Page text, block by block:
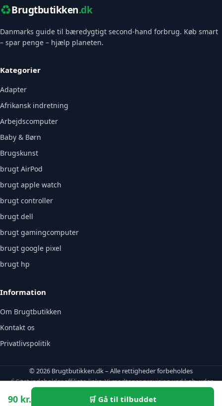
90 kr. 🛒 Gå til tilbuddet
♻️Brugtbutikken.dk
Danmarks guide til bæredygtigt second-hand forbrug. Køb smart
– spar penge – hjælp planeten.
Kategorier
Adapter
Afrikansk indretning
Arbejdscomputer
Baby & Børn
Brugskunst
brugt AirPod
brugt apple watch
brugt controller
brugt dell
brugt gamingcomputer
brugt google pixel
brugt hp
Information
Om Brugtbutikken
Kontakt os
Privatlivspolitik
© 2026 Brugtbutikken.dk – Alle rettigheder forbeholdes
🔗 Sitet indeholder affiliate-links. Vi modtager provision ved køb, uden